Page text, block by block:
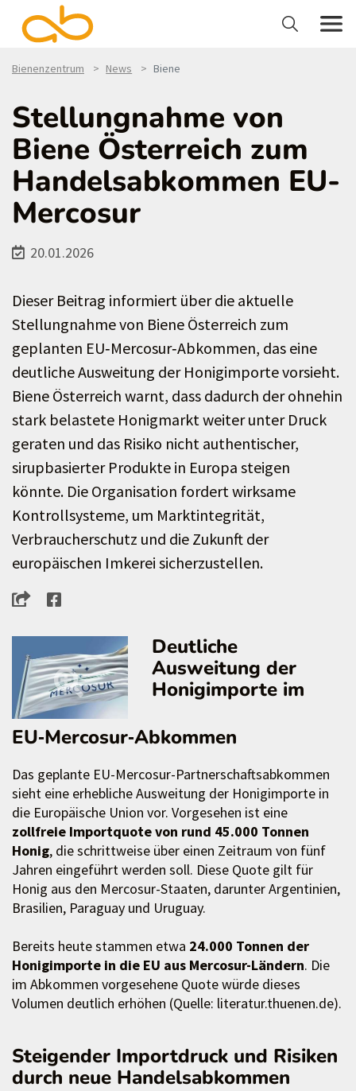
Bienenzentrum News Biene
Stellungnahme von
Biene Österreich zum
Handelsabkommen EU-
Mercosur
20.01.2026
Dieser Beitrag informiert über die aktuelle
Stellungnahme von Biene Österreich zum
geplanten EU‑Mercosur‑Abkommen, das eine
deutliche Ausweitung der Honigimporte vorsieht.
Biene Österreich warnt, dass dadurch der ohnehin
stark belastete Honigmarkt weiter unter Druck
geraten und das Risiko nicht authentischer,
sirupbasierter Produkte in Europa steigen
könnte. Die Organisation fordert wirksame
Kontrollsysteme, um Marktintegrität,
Verbraucherschutz und die Zukunft der
europäischen Imkerei sicherzustellen.
Deutliche
Ausweitung der
Honigimporte im
EU‑Mercosur‑Abkommen
Das geplante EU-Mercosur-Partnerschaftsabkommen
sieht eine erhebliche Ausweitung der Honigimporte in
die Europäische Union vor. Vorgesehen ist eine
zollfreie Importquote von rund 45.000 Tonnen
Honig, die schrittweise über einen Zeitraum von fünf
Jahren eingeführt werden soll. Diese Quote gilt für
Honig aus den Mercosur-Staaten, darunter Argentinien,
Brasilien, Paraguay und Uruguay.
Bereits heute stammen etwa 24.000 Tonnen der
Honigimporte in die EU aus Mercosur-Ländern. Die
im Abkommen vorgesehene Quote würde dieses
Volumen deutlich erhöhen (Quelle: literatur.thuenen.de).
Steigender Importdruck und Risiken
durch neue Handelsabkommen